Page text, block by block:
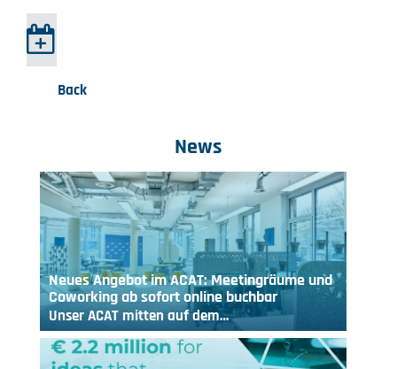
Back
News
Neues Angebot im ACAT: Meetingräume und
Coworking ab sofort online buchbar
Unser ACAT mitten auf dem…